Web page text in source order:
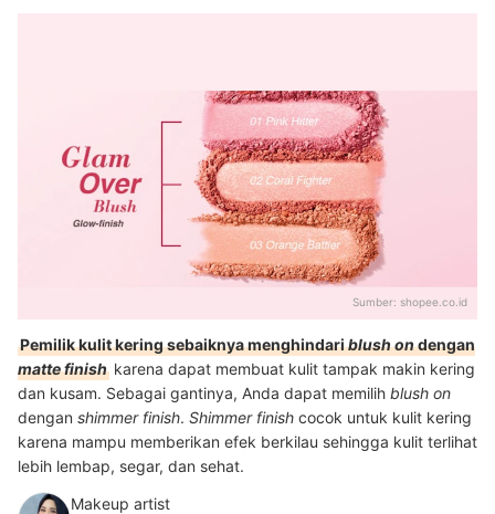
Sumber: shopee.co.id
Pemilik kulit kering sebaiknya menghindariblush ondengan
matte finish karena dapat membuat kulit tampak makin kering
dan kusam. Sebagai gantinya, Anda dapat memilih blush on
dengan shimmer finish. Shimmer finish cocok untuk kulit kering
karena mampu memberikan efek berkilau sehingga kulit terlihat
lebih lembap, segar, dan sehat.
Makeup artist